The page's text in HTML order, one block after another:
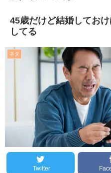
45歳だけど結婚してお
してる
ネタ
Twitter